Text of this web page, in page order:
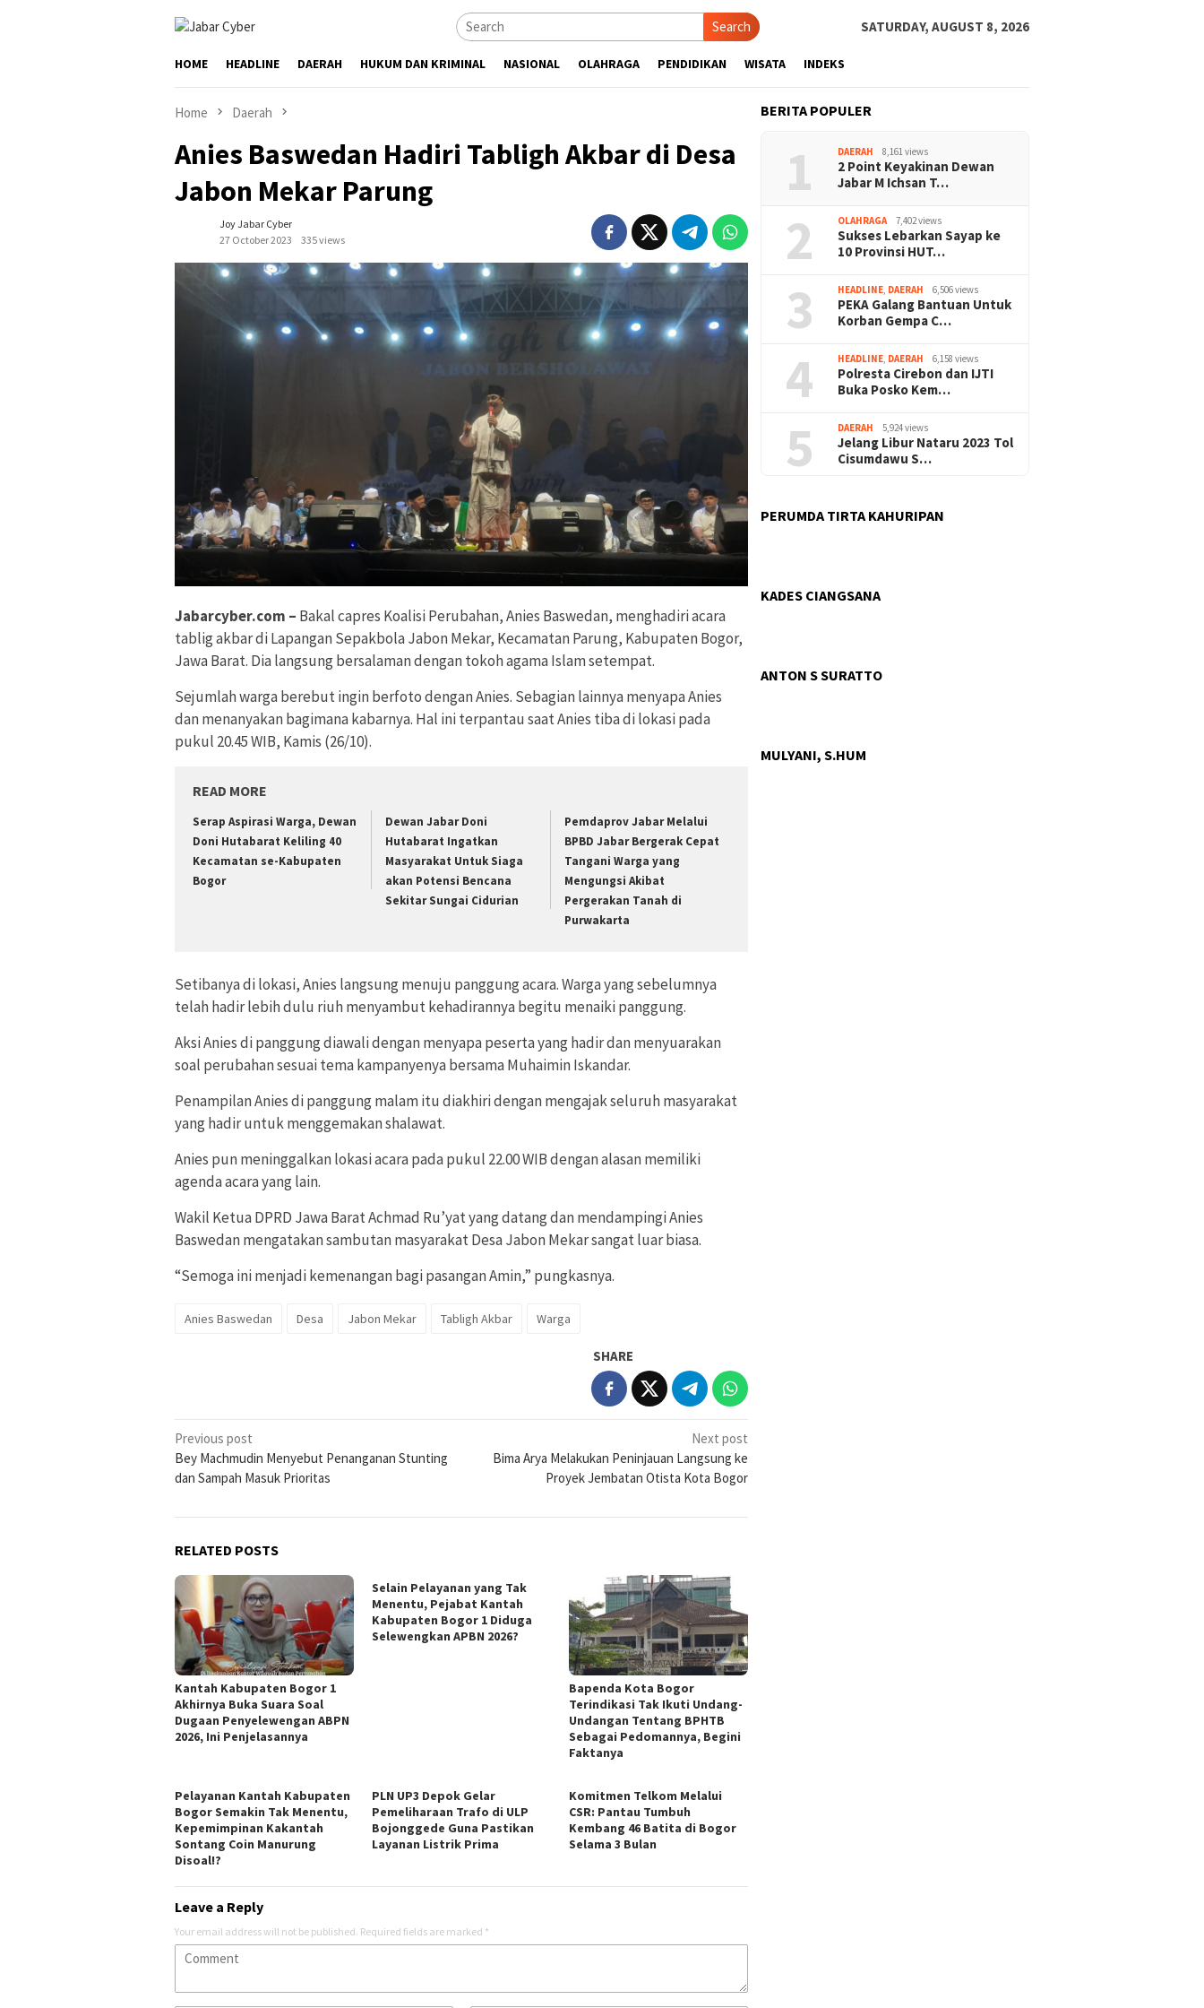
Search SATURDAY, AUGUST 8, 2026
HOME HEADLINE DAERAH HUKUM DAN KRIMINAL NASIONAL OLAHRAGA PENDIDIKAN WISATA INDEKS
Home Daerah
Anies Baswedan Hadiri Tabligh Akbar di Desa
Jabon Mekar Parung
Joy Jabar Cyber
27 October 2023
335 views
Jabarcyber.com – Bakal capres Koalisi Perubahan, Anies Baswedan, menghadiri acara
tablig akbar di Lapangan Sepakbola Jabon Mekar, Kecamatan Parung, Kabupaten Bogor,
Jawa Barat. Dia langsung bersalaman dengan tokoh agama Islam setempat.
Sejumlah warga berebut ingin berfoto dengan Anies. Sebagian lainnya menyapa Anies
dan menanyakan bagimana kabarnya. Hal ini terpantau saat Anies tiba di lokasi pada
pukul 20.45 WIB, Kamis (26/10).
READ MORE
Serap Aspirasi Warga, Dewan
Doni Hutabarat Keliling 40
Kecamatan se-Kabupaten
Bogor
Dewan Jabar Doni
Hutabarat Ingatkan
Masyarakat Untuk Siaga
akan Potensi Bencana
Sekitar Sungai Cidurian
Pemdaprov Jabar Melalui
BPBD Jabar Bergerak Cepat
Tangani Warga yang
Mengungsi Akibat
Pergerakan Tanah di
Purwakarta
Setibanya di lokasi, Anies langsung menuju panggung acara. Warga yang sebelumnya
telah hadir lebih dulu riuh menyambut kehadirannya begitu menaiki panggung.
Aksi Anies di panggung diawali dengan menyapa peserta yang hadir dan menyuarakan
soal perubahan sesuai tema kampanyenya bersama Muhaimin Iskandar.
Penampilan Anies di panggung malam itu diakhiri dengan mengajak seluruh masyarakat
yang hadir untuk menggemakan shalawat.
Anies pun meninggalkan lokasi acara pada pukul 22.00 WIB dengan alasan memiliki
agenda acara yang lain.
Wakil Ketua DPRD Jawa Barat Achmad Ru’yat yang datang dan mendampingi Anies
Baswedan mengatakan sambutan masyarakat Desa Jabon Mekar sangat luar biasa.
“Semoga ini menjadi kemenangan bagi pasangan Amin,” pungkasnya.
Anies Baswedan Desa Jabon Mekar Tabligh Akbar Warga
SHARE
Post
navigation
Previous post
Bey Machmudin Menyebut Penanganan Stunting
dan Sampah Masuk Prioritas
Next post
Bima Arya Melakukan Peninjauan Langsung ke
Proyek Jembatan Otista Kota Bogor
RELATED POSTS
Kantah Kabupaten Bogor 1
Akhirnya Buka Suara Soal
Dugaan Penyelewengan ABPN
2026, Ini Penjelasannya
Selain Pelayanan yang Tak
Menentu, Pejabat Kantah
Kabupaten Bogor 1 Diduga
Selewengkan APBN 2026?
Bapenda Kota Bogor
Terindikasi Tak Ikuti Undang-
Undangan Tentang BPHTB
Sebagai Pedomannya, Begini
Faktanya
Pelayanan Kantah Kabupaten
Bogor Semakin Tak Menentu,
Kepemimpinan Kakantah
Sontang Coin Manurung
Disoal!?
PLN UP3 Depok Gelar
Pemeliharaan Trafo di ULP
Bojonggede Guna Pastikan
Layanan Listrik Prima
Komitmen Telkom Melalui
CSR: Pantau Tumbuh
Kembang 46 Batita di Bogor
Selama 3 Bulan
Leave a Reply
Your email address will not be published. Required fields are marked *
BERITA POPULER
1 DAERAH 8,161 views
2 Point Keyakinan Dewan
Jabar M Ichsan T…
2 OLAHRAGA 7,402 views
Sukses Lebarkan Sayap ke
10 Provinsi HUT…
3 HEADLINE, DAERAH 6,506 views
PEKA Galang Bantuan Untuk
Korban Gempa C…
4 HEADLINE, DAERAH 6,158 views
Polresta Cirebon dan IJTI
Buka Posko Kem…
5 DAERAH 5,924 views
Jelang Libur Nataru 2023 Tol
Cisumdawu S…
PERUMDA TIRTA KAHURIPAN
KADES CIANGSANA
ANTON S SURATTO
MULYANI, S.HUM